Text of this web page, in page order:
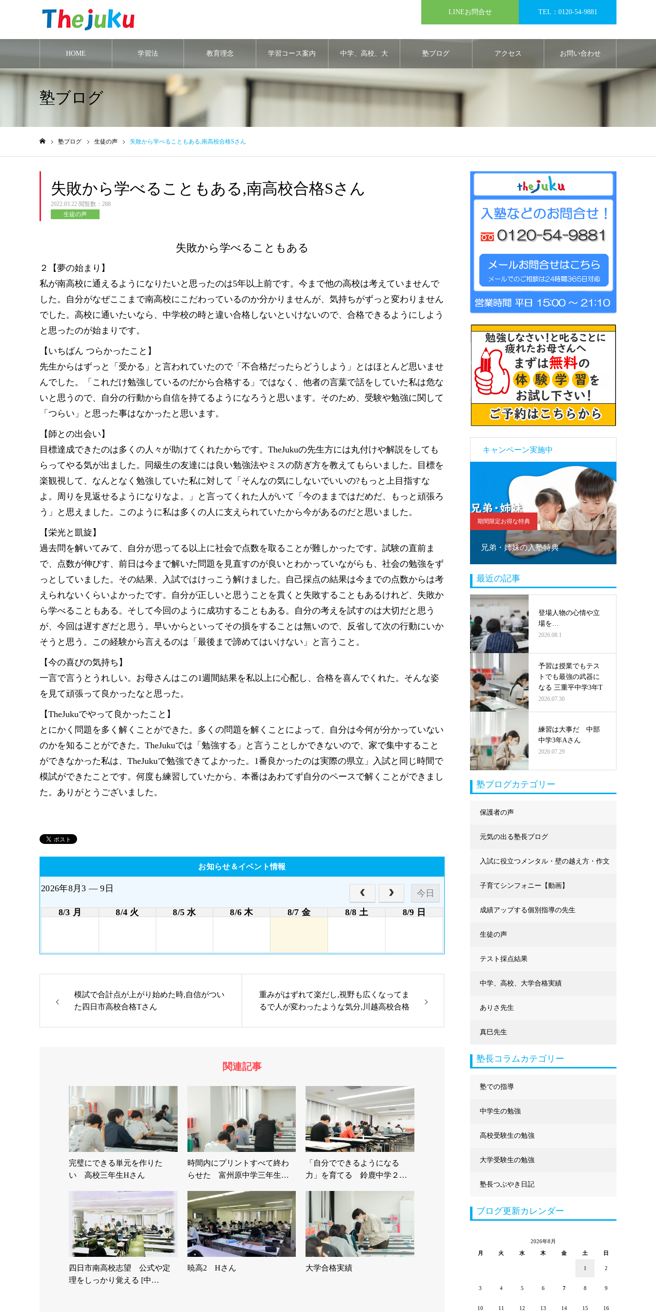
LINEお問合せ TEL：0120-54-9881
HOME 学習法 教育理念 学習コース案内 中学、高校、大
学合格実績
塾ブログ アクセス お問い合わせ
塾ブログ
塾ブログ 生徒の声 失敗から学べることもある,南高校合格Sさん
失敗から学べることもある,南高校合格Sさん
2022.03.22 閲覧数：288
生徒の声
失敗から学べることもある
２【夢の始まり】
私が南高校に通えるようになりたいと思ったのは5年以上前です。今まで他の高校は考えていませんで
した。自分がなぜここまで南高校にこだわっているのか分かりませんが、気持ちがずっと変わりません
でした。高校に通いたいなら、中学校の時と違い合格しないといけないので、合格できるようにしよう
と思ったのが始まりです。
【いちばん つらかったこと】
先生からはずっと「受かる」と言われていたので「不合格だったらどうしよう」とはほとんど思いませ
んでした。「これだけ勉強しているのだから合格する」ではなく、他者の言葉で話をしていた私は危な
いと思うので、自分の行動から自信を持てるようになろうと思います。そのため、受験や勉強に関して
「つらい」と思った事はなかったと思います。
【師との出会い】
目標達成できたのは多くの人々が助けてくれたからです。TheJukuの先生方には丸付けや解説をしても
らってやる気が出ました。同級生の友達には良い勉強法やミスの防ぎ方を教えてもらいました。目標を
楽観視して、なんとなく勉強していた私に対して「そんなの気にしないでいいの?もっと上目指すな
よ。周りを見返せるようになりなよ。」と言ってくれた人がいて「今のままではだめだ、もっと頑張ろ
う」と思えました。このように私は多くの人に支えられていたから今があるのだと思いました。
【栄光と凱旋】
過去問を解いてみて、自分が思ってる以上に社会で点数を取ることが難しかったです。試験の直前ま
で、点数が伸びす、前日は今まで解いた問題を見直すのが良いとわかっていながらも、社会の勉強をず
っとしていました。その結果、入試ではけっこう解けました。自己採点の結果は今までの点数からは考
えられないくらいよかったです。自分が正しいと思うことを貫くと失敗することもあるけれど、失敗か
ら学べることもある。そして今回のように成功することもある。自分の考えを試すのは大切だと思う
が、今回は遅すぎだと思う。早いからといってその損をすることは無いので、反省して次の行動にいか
そうと思う。この経験から言えるのは「最後まで諦めてはいけない」と言うこと。
【今の喜びの気持ち】
一言で言うとうれしい。お母さんはこの1週間結果を私以上に心配し、合格を喜んでくれた。そんな姿
を見て頑張って良かったなと思った。
【TheJukuでやって良かったこと】
とにかく問題を多く解くことができた。多くの問題を解くことによって、自分は今何が分かっていない
のかを知ることができた。TheJukuでは「勉強する」と言うことしかできないので、家で集中すること
ができなかった私は、TheJukuで勉強できてよかった。1番良かったのは実際の県立」入試と同じ時間で
模試ができたことです。何度も練習していたから、本番はあわてず自分のペースで解くことができまし
た。ありがとうございました。
お知らせ＆イベント情報
2026年8月3 — 9日
今日
8/3 月
8/4 火 8/5 水 8/6 木 8/7 金 8/8 土 8/9 日
模試で合計点が上がり始めた時,自信がつい
た四日市高校合格Tさん
重みがはずれて楽だし,視野も広くなってま
るで人が変わったような気分,川越高校合格
関連記事
完璧にできる単元を作りた
い 高校三年生Hさん
時間内にプリントすべて終わ
らせた 富州原中学三年生…
「自分でできるようになる
力」を育てる 鈴鹿中学２
四日市南高校志望 公式や定
理をしっかり覚える [中…
暁高2 Hさん 大学合格実績
キャンペーン実施中
無料体験授業お得な特典あり！
期間限定お得な特典
兄弟・姉妹の入塾特典
最近の記事
登場人物の心情や立
場を…
2026.08.1
予習は授業でもテス
トでも最強の武器に
なる 三重平中学3年T
2026.07.30
練習は大事だ 中部
中学3年Aさん
2026.07.29
塾ブログカテゴリー
保護者の声
元気の出る塾長ブログ
入試に役立つメンタル・壁の越え方・作文
に強くなる
子育てシンフォニー【動画】
成績アップする個別指導の先生
生徒の声
テスト採点結果
中学、高校、大学合格実績
ありさ先生
真巳先生
塾長コラムカテゴリー
塾での指導
中学生の勉強
高校受験生の勉強
大学受験生の勉強
塾長つぶやき日記
ブログ更新カレンダー
2026年8月
月
火 水 木 金 土 日
1 2
3 4 5 6 7 8 9
10 11 12 13 14 15 16